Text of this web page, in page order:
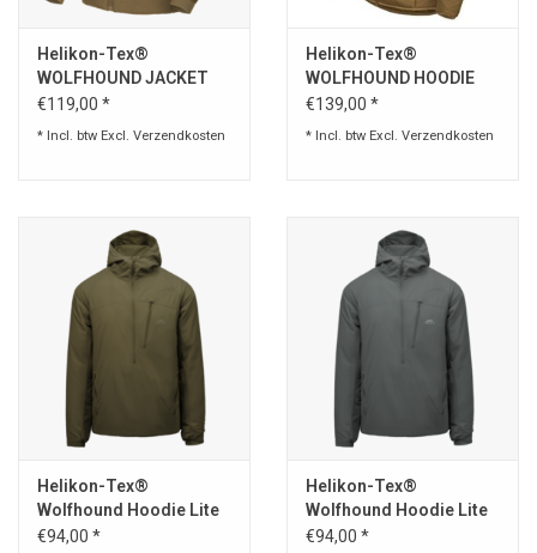
Survival
Helikon-Tex®
WOLFHOUND JACKET
Coyote
€119,00 *
* Incl. btw Excl. Verzendkosten
Helikon-Tex®
WOLFHOUND HOODIE
JACKET -
€139,00 *
* Incl. btw Excl. Verzendkosten
Helikon-Tex®
Wolfhound Hoodie Lite
Jacket - Taiga Green
€94,00 *
Helikon-Tex®
Wolfhound Hoodie Lite
Jacket - Grey
€94,00 *